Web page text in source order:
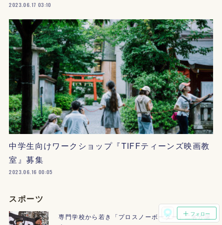
2023.06.17 03:10
中学生向けワークショップ『TIFFティーンズ映画教
室』募集
2023.06.16 00:05
スポーツ
専門学校から若き「プロスノーボーダー」二名が誕
フォロー